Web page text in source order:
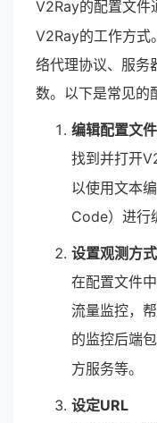
V2Ray的配置文件
V2Ray的工作方式
络代理协议、服务
数。以下是常见的
编辑配置文件
找到并打开
以使用文本
Code）进行
设置观测方式
在配置文件
流量监控，
的监控后端
方服务等。
设定URL